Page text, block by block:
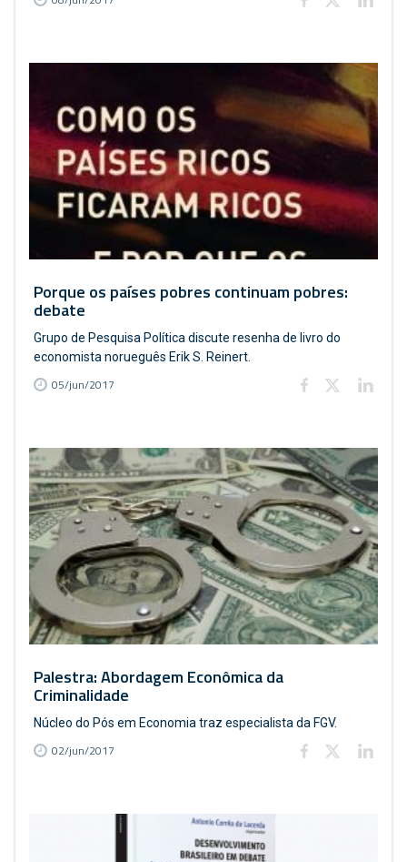
Porque os países pobres continuam pobres:
debate
Grupo de Pesquisa Política discute resenha de livro do
economista norueguês Erik S. Reinert.
05/jun/2017
Palestra: Abordagem Econômica da
Criminalidade
Núcleo do Pós em Economia traz especialista da FGV.
02/jun/2017